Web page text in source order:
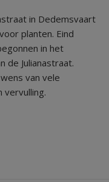
in Dedemsvaart
planten. Eind
in het
de Julianastraat.
van vele
vervulling.